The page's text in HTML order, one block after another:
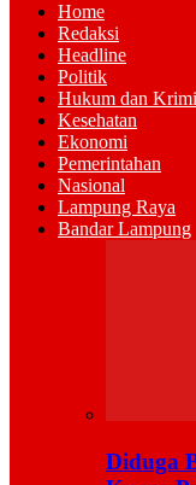
Home
Redaksi
Headline
Politik
Hukum dan
Kesehatan
Ekonomi
Pemerintahan
Nasional
Lampung Raya
Bandar Lampung
Diduga